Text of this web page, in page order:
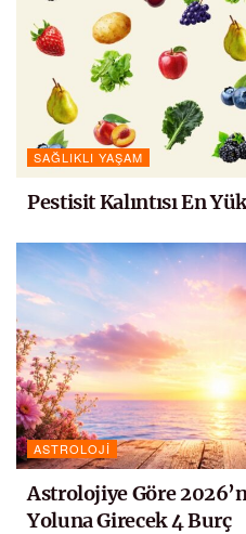
SAĞLIKLI YAŞAM
Pestisit Kalıntısı En
ASTROLOJI
Astrolojiye Göre
Yoluna Girecek 4 Burç